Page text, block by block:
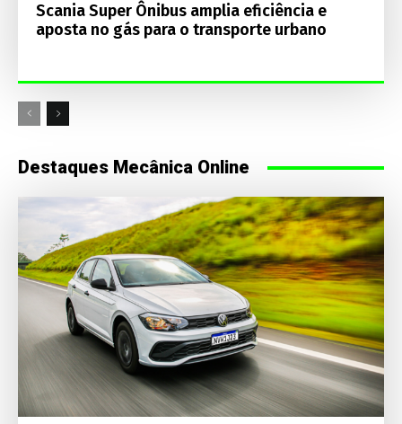
Scania Super Ônibus amplia eficiência e
aposta no gás para o transporte urbano
Destaques Mecânica Online